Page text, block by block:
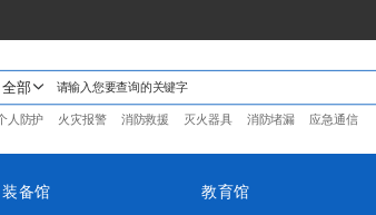
全部
人防护 火灾报警 消防救援 灭火器具 消防堵漏 应急通信
装备馆 教育馆